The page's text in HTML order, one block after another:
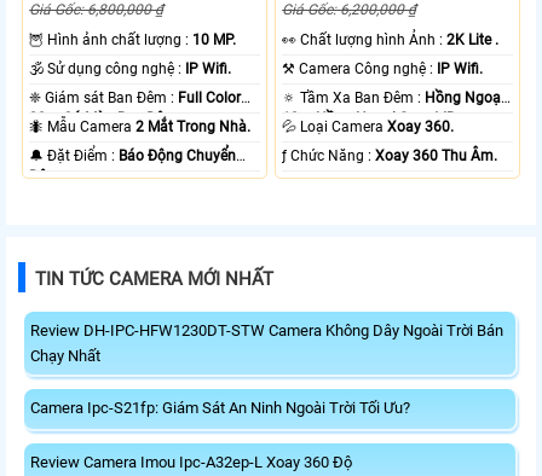
Giá Gốc: 6,800,000 ₫
🦉 Hình ảnh chất lượng : 10 MP.
🕉️ Sử dụng công nghệ :
IP Wifi.
❈ Giám sát Ban Đêm : Full Color
20m Có Màu Ban Ðêm.
🐜 Mẫu Camera2 Mắt Trong Nhà.
️🔔 Đặt Điểm : Báo Động Chuyển
Động.
Giá Gốc: 6,200,000 ₫
️👀 Chất lượng hình Ảnh :2K Lite .
⚒ Camera Công nghệ :
IP Wifi.
🔅 Tầm Xa Ban Đêm : Hồng Ngoại
10m Hồng Ngoại Smart IR.
💦 Loại CameraXoay 360.
️ƒ Chức Năng :Xoay 360 Thu Âm.
TIN TỨC CAMERA MỚI NHẤT
Review DH-IPC-HFW1230DT-STW Camera Không Dây Ngoài Trời Bán
Chạy Nhất
Camera Ipc-S21fp: Giám Sát An Ninh Ngoài Trời Tối Ưu?
Review Camera Imou Ipc-A32ep-L Xoay 360 Độ